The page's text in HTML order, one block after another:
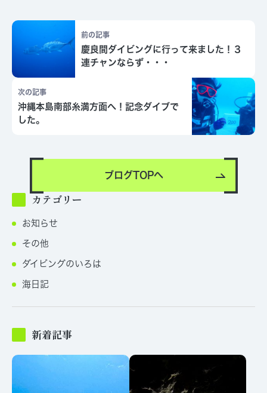
前の記事
慶良間ダイビングに行って来ました！３
連チャンならず・・・
次の記事
沖縄本島南部糸満方面へ！記念ダイブで
した。
ブログTOPへ
カテゴリー
お知らせ
その他
ダイビングのいろは
海日記
新着記事